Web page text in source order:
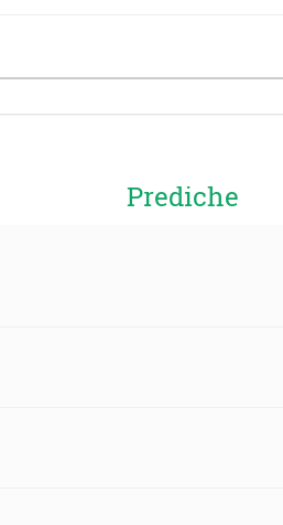
Prediche